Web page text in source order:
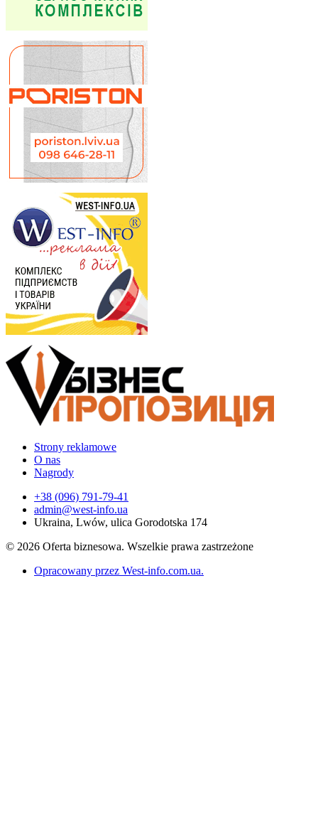
Strony reklamowe
O nas
Nagrody
+38 (096) 791-79-41
admin@west-info.ua
Ukraina, Lwów, ulica Gorodotska 174
© 2026 Oferta biznesowa. Wszelkie prawa zastrzeżone
Opracowany przez West-info.com.ua.